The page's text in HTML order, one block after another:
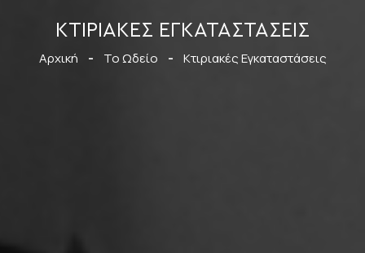
ΚΤΙΡΙΑΚΈΣ ΕΓΚΑΤΑΣΤΆΣΕΙΣ
Αρχική - Το Ωδείο - Κτιριακές Εγκαταστάσεις